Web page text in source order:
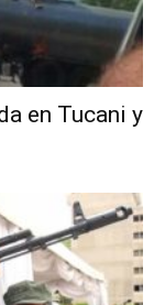
en Tucani y